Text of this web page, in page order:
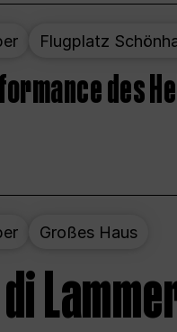
Flugplatz
des
Großes Haus